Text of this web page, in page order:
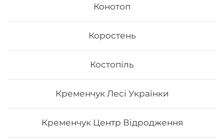
Конотоп
Коростень
Костопіль
Кременчук Лесі Українки
Кременчук Центр Відродження
- Філадельфія з лососем - Філадельфія з тунцем -